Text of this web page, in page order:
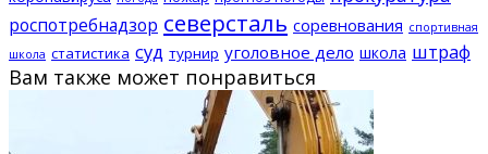
роспотребнадзор северсталь соревнования спортивная
школа статистика суд турнир уголовное дело школа штраф
Вам также может понравиться